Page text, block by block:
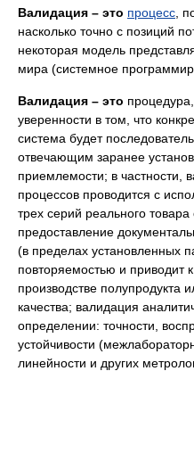
Валидация – это процесс ,
насколько точно с позиций
некоторая модель
мира (системное
Валидация – это
уверенности в том, что
система будет
отвечающим заранее
приемлемости; в частности,
процессов проводится с
трех серий реального
предоставление
(в пределах установленных
повторяемостью и приводит
производстве полупродукта
качества; валидация
определении: точности,
устойчивости
линейности и других